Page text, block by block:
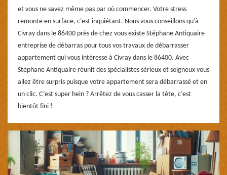
et vous ne savez même pas par où commencer. Votre stress
remonte en surface, c’est inquiétant. Nous vous conseillons qu’à
Civray dans le 86400 près de chez vous existe Stéphane Antiquaire
entreprise de débarras pour tous vos travaux de débarrasser
appartement qui vous intéresse à Civray dans le 86400. Avec
Stéphane Antiquaire réunit des spécialistes sérieux et soigneux vous
allez être surpris puisque votre appartement sera débarrassé et en
un clic. C’est super hein ? Arrêtez de vous casser la tête, c’est
bientôt fini !